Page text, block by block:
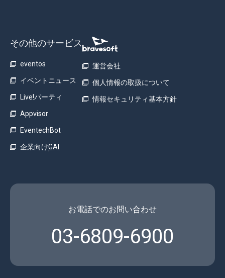
その他のサービス
eventos
イベントニュース
Live!パーティ
Appvisor
EventechBot
企業向けGAI
運営会社
個人情報の取扱について
情報セキュリティ基本方針
お電話でのお問い合わせ
03-6809-6900